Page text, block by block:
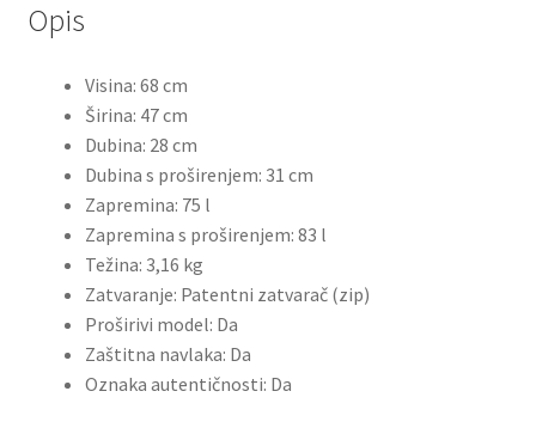
Opis
Visina: 68 cm
Širina: 47 cm
Dubina: 28 cm
Dubina s proširenjem: 31 cm
Zapremina: 75 l
Zapremina s proširenjem: 83 l
Težina: 3,16 kg
Zatvaranje: Patentni zatvarač (zip)
Proširivi model: Da
Zaštitna navlaka: Da
Oznaka autentičnosti: Da